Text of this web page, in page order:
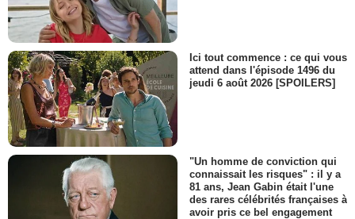
Ici tout commence : ce qui vous
attend dans l'épisode 1496 du
jeudi 6 août 2026 [SPOILERS]
"Un homme de conviction qui
connaissait les risques" : il y a
81 ans, Jean Gabin était l'une
des rares célébrités françaises à
avoir pris ce bel engagement